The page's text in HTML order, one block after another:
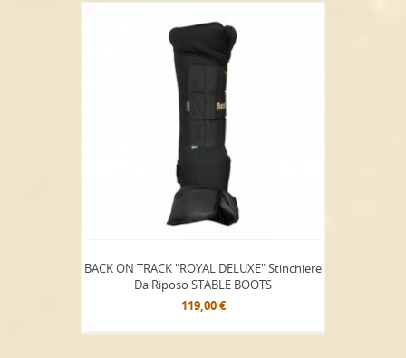
BACK ON TRACK "ROYAL DELUXE" Stinchiere
Da Riposo STABLE BOOTS
119,00 €